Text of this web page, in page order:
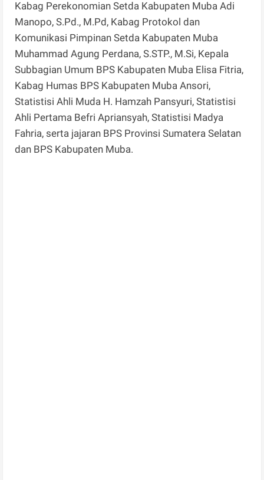
Kabag Perekonomian Setda Kabupaten Muba Adi
Manopo, S.Pd., M.Pd, Kabag Protokol dan
Komunikasi Pimpinan Setda Kabupaten Muba
Muhammad Agung Perdana, S.STP., M.Si, Kepala
Subbagian Umum BPS Kabupaten Muba Elisa Fitria,
Kabag Humas BPS Kabupaten Muba Ansori,
Statistisi Ahli Muda H. Hamzah Pansyuri, Statistisi
Ahli Pertama Befri Apriansyah, Statistisi Madya
Fahria, serta jajaran BPS Provinsi Sumatera Selatan
dan BPS Kabupaten Muba.